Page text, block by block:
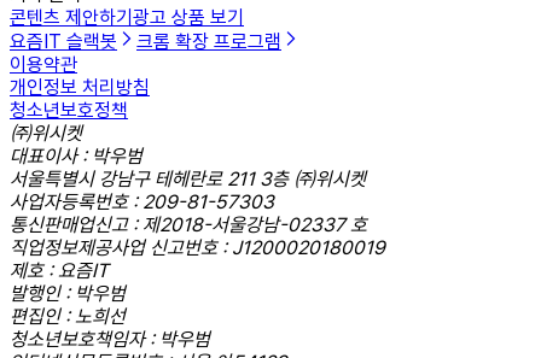
콘텐츠 제안하기 광고 상품 보기
요즘IT 슬랙봇
크롬 확장 프로그램
이용약관
개인정보 처리방침
청소년보호정책
㈜위시켓
대표이사 : 박우범
서울특별시 강남구 테헤란로 211 3층 ㈜위시켓
사업자등록번호 : 209-81-57303
통신판매업신고 : 제2018-서울강남-02337 호
직업정보제공사업 신고번호 : J1200020180019
제호 : 요즘IT
발행인 : 박우범
편집인 : 노희선
청소년보호책임자 : 박우범